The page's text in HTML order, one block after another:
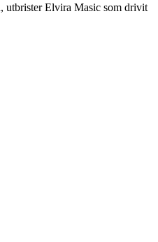
utbrister Elvira Masic som drivit